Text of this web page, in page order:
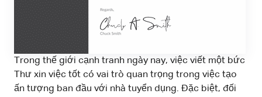
Trong thế giới cạnh tranh ngày nay, việc viết một bức
Thư xin việc tốt có vai trò quan trọng trong việc tạo
ấn tượng ban đầu với nhà tuyển dụng. Đặc biệt, đối